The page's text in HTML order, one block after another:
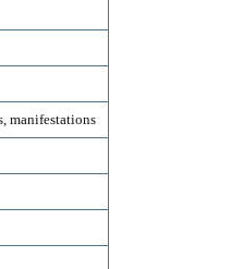
manifestations